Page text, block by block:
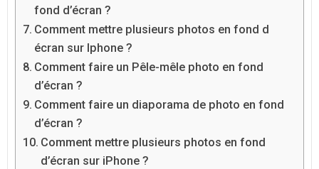
fond d’écran ?
Comment mettre plusieurs photos en fond d
écran sur Iphone ?
Comment faire un Pêle-mêle photo en fond
d’écran ?
Comment faire un diaporama de photo en fond
d’écran ?
Comment mettre plusieurs photos en fond
d’écran sur iPhone ?